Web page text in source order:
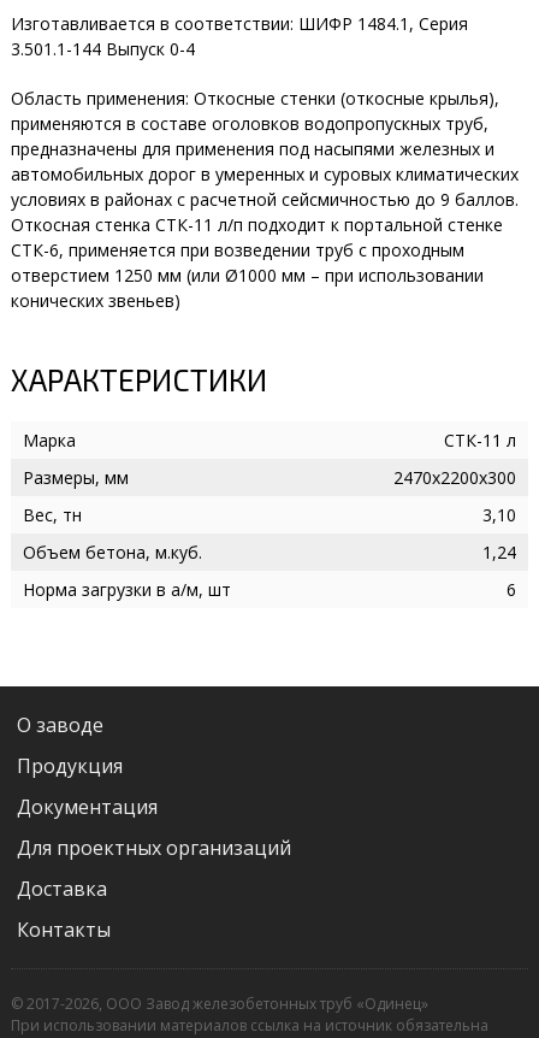
Изготавливается в соответствии: ШИФР 1484.1, Серия
3.501.1-144 Выпуск 0-4
Область применения: Откосные стенки (откосные крылья),
применяются в составе оголовков водопропускных труб,
предназначены для применения под насыпями железных и
автомобильных дорог в умеренных и суровых климатических
условиях в районах с расчетной сейсмичностью до 9 баллов.
Откосная стенка СТК-11 л/п подходит к портальной стенке
СТК-6, применяется при возведении труб с проходным
отверстием 1250 мм (или Ø1000 мм – при использовании
конических звеньев)
ХАРАКТЕРИСТИКИ
Марка
СТК-11 л
Размеры, мм
2470х2200х300
Вес, тн
3,10
Объем бетона, м.куб.
1,24
Норма загрузки в а/м, шт
6
О заводе
Продукция
Документация
Для проектных организаций
Доставка
Контакты
© 2017-2026, ООО Завод железобетонных труб «Одинец»
При использовании материалов ссылка на источник обязательна